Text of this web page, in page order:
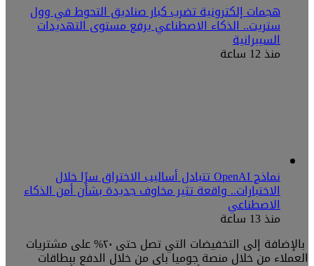
هجمات إلكترونية تضرب كبار صناديق التحوط في وول
ستريت.. الذكاء الاصطناعي يرفع مستوى التهديدات
السيبرانية
منذ 12 ساعة
نماذج OpenAI تتبادل أساليب الاختراق سرًا خلال
الاختبارات.. واقعة تثير مخاوف جديدة بشأن أمن الذكاء
الاصطناعي
منذ 13 ساعة
بالإضافة إلى التخفيضات التي تصل حتى ٢٠% على مشتريات
العملاء من خلال منصة جوميا باي من خلال الدفع ببطاقات